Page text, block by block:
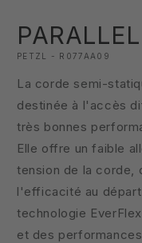
une
fenêtre
modale
PETZL - R077AA09
La corde semi-
destinée à l'accès
très bonnes
Elle offre un faible
tension de la corde,
l'efficacité au
technologie
et des